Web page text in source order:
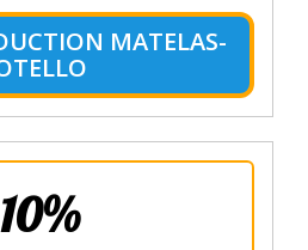
MATELAS-
10%